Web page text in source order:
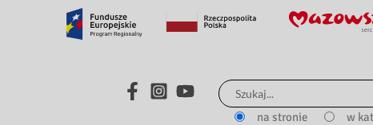
Search...
na stronie
w